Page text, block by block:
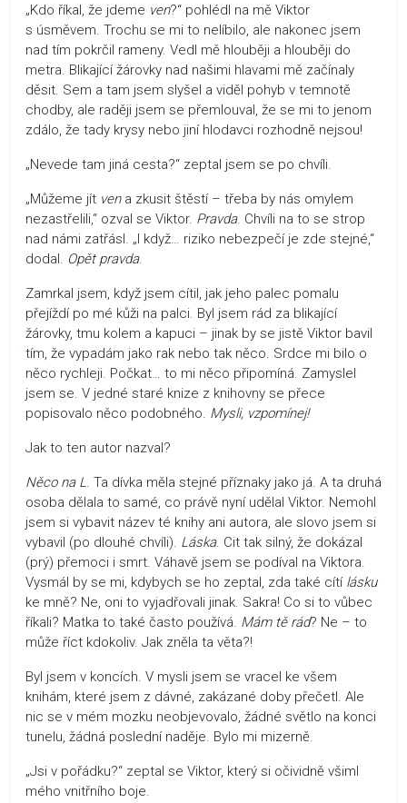
„Kdo říkal, že jdeme ven?“ pohlédl na mě Viktor
s úsměvem. Trochu se mi to nelíbilo, ale nakonec jsem
nad tím pokrčil rameny. Vedl mě hlouběji a hlouběji do
metra. Blikající žárovky nad našimi hlavami mě začínaly
děsit. Sem a tam jsem slyšel a viděl pohyb v temnotě
chodby, ale raději jsem se přemlouval, že se mi to jenom
zdálo, že tady krysy nebo jiní hlodavci rozhodně nejsou!
„Nevede tam jiná cesta?“ zeptal jsem se po chvíli.
„Můžeme jít vena zkusit štěstí – třeba by nás omylem
nezastřelili,“ ozval se Viktor. Pravda. Chvíli na to se strop
nad námi zatřásl. „I když… riziko nebezpečí je zde stejné,“
dodal. Opět pravda.
Zamrkal jsem, když jsem cítil, jak jeho palec pomalu
přejíždí po mé kůži na palci. Byl jsem rád za blikající
žárovky, tmu kolem a kapuci – jinak by se jistě Viktor bavil
tím, že vypadám jako rak nebo tak něco. Srdce mi bilo o
něco rychleji. Počkat… to mi něco připomíná. Zamyslel
jsem se. V jedné staré knize z knihovny se přece
popisovalo něco podobného. Mysli, vzpomínej!
Jak to ten autor nazval?
Něco na L. Ta dívka měla stejné příznaky jako já. A ta druhá
osoba dělala to samé, co právě nyní udělal Viktor. Nemohl
jsem si vybavit název té knihy ani autora, ale slovo jsem si
vybavil (po dlouhé chvíli). Láska. Cit tak silný, že dokázal
(prý) přemoci i smrt. Váhavě jsem se podíval na Viktora.
Vysmál by se mi, kdybych se ho zeptal, zda také cítí lásku
ke mně? Ne, oni to vyjadřovali jinak. Sakra! Co si to vůbec
říkali? Matka to také často používá. Mám tě rád? Ne – to
může říct kdokoliv. Jak zněla ta věta?!
Byl jsem v koncích. V mysli jsem se vracel ke všem
knihám, které jsem z dávné, zakázané doby přečetl. Ale
nic se v mém mozku neobjevovalo, žádné světlo na konci
tunelu, žádná poslední naděje. Bylo mi mizerně.
„Jsi v pořádku?“ zeptal se Viktor, který si očividně všiml
mého vnitřního boje.